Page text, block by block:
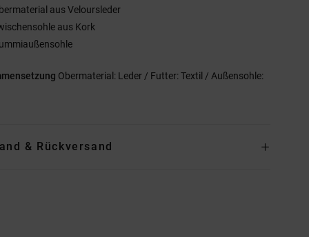
aus Veloursleder
aus Kork
Obermaterial: Leder / Futter: Textil / Außensohle:
& Rückversand